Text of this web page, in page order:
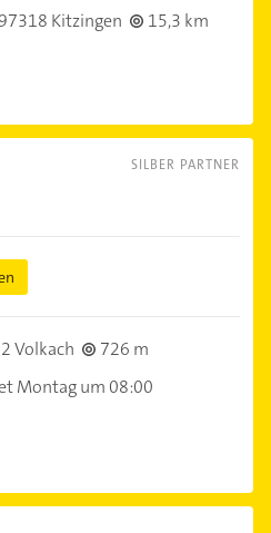
97318 Kitzingen
15,3 km
SILBER PARTNER
Volkach
726 m
Montag um 08:00